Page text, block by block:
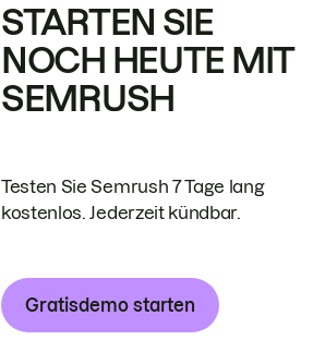
STARTEN SIE
NOCH HEUTE MIT
SEMRUSH
Testen Sie Semrush 7 Tage lang
kostenlos. Jederzeit kündbar.
Gratisdemo starten